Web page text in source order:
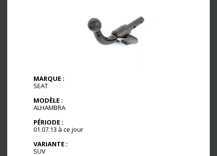
MARQUE :
SEAT
MODÈLE :
ALHAMBRA
PÉRIODE :
01.07.13 à ce jour
VARIANTE :
SUV